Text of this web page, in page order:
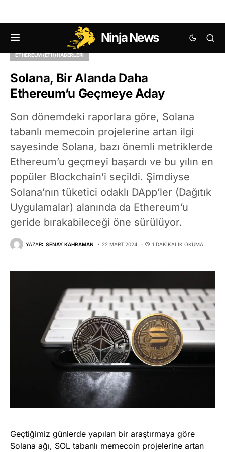
Ninja News
KRIPTO HABERLERI ALTCOIN HABERLERI
ETHEREUM (ETH) HABERLERI
Solana, Bir Alanda Daha
Ethereum’u Geçmeye Aday
Son dönemdeki raporlara göre, Solana
tabanlı memecoin projelerine artan ilgi
sayesinde Solana, bazı önemli metriklerde
Ethereum’u geçmeyi başardı ve bu yılın en
popüler Blockchain’i seçildi. Şimdiyse
Solana’nın tüketici odaklı DApp’ler (Dağıtık
Uygulamalar) alanında da Ethereum’u
geride bırakabileceği öne sürülüyor.
YAZAR: SENAY KAHRAMAN 22 MART 2024 1 DAKIKALIK OKUMA
Geçtiğimiz günlerde yapılan bir araştırmaya göre
Solana ağı, SOL tabanlı memecoin projelerine artan